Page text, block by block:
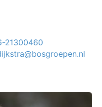
21300460